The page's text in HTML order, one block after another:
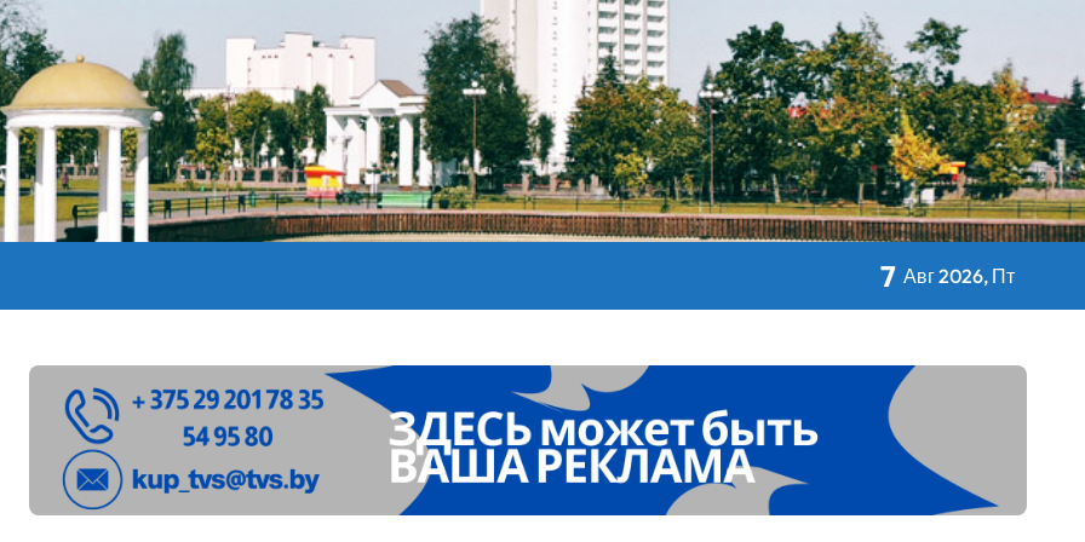
в Беларуси из-за жары
аппараты. Минобразования об изменениях в школьном питании
ожидаются дожди и грозы
Мастерица из Молодечно о 50-килограммовом каравае для Дворца Независимости
детей с 1 сентября, рассказали в правительстве
рассказали о погоде на сегодня
7 Авг 2026, Пт